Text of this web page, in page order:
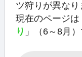
ツ狩りが異なり
現在のページは
り 」（6～8月）